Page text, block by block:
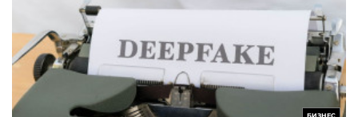
БИЗНЕС